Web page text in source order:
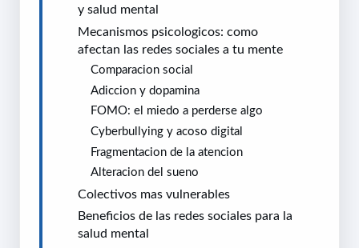
y salud mental
Mecanismos psicologicos: como
afectan las redes sociales a tu mente
Comparacion social
Adiccion y dopamina
FOMO: el miedo a perderse algo
Cyberbullying y acoso digital
Fragmentacion de la atencion
Alteracion del sueno
Colectivos mas vulnerables
Beneficios de las redes sociales para la
salud mental